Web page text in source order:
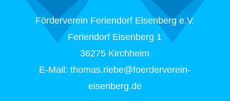
Förderverein Feriendorf Eisenberg e.V.
Feriendorf Eisenberg 1
36275 Kirchheim
E-Mail: thomas.riebe@foerderverein-
eisenberg.de